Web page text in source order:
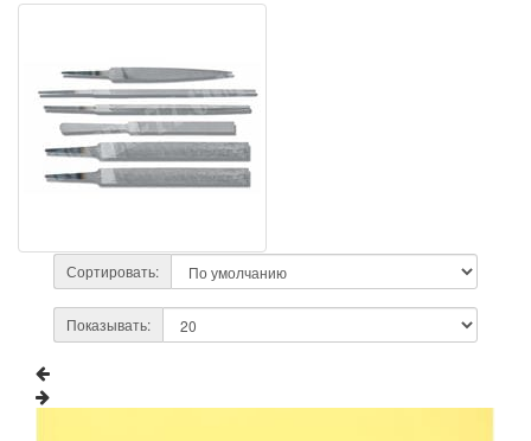
Сортировать:
Показывать: